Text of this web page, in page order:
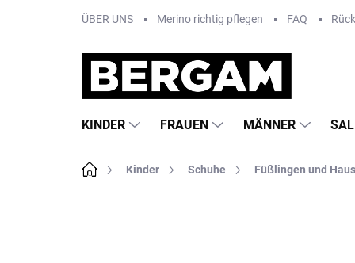
ÜBER UNS Merino richtig pflegen FAQ
KINDER FRAUEN MÄNNER
Startseite
Kinder Schuhe Füßlingen und